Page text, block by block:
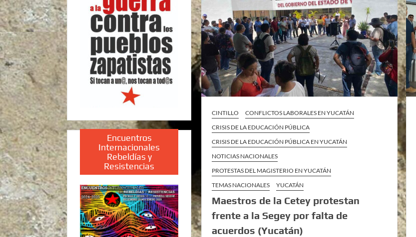
CINTILLO
CONFLICTOS LABORALES EN YUCATÁN
CRISIS DE LA EDUCACIÓN PÚBLICA
CRISIS DE LA EDUCACIÓN PÚBLICA EN YUCATÁN
NOTICIAS NACIONALES
PROTESTAS DEL MAGISTERIO EN YUCATÁN
TEMAS NACIONALES
YUCATÁN
Maestros de la Cetey protestan
frente a la Segey por falta de
acuerdos (Yucatán)
Encuentros
Internacionales
Rebeldías y
Resistencias